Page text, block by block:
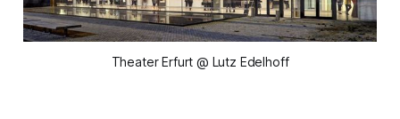
Theater Erfurt @ Lutz Edelhoff